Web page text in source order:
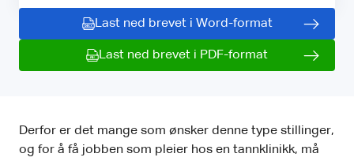
Last ned brevet i Word-format
Last ned brevet i PDF-format
Derfor er det mange som ønsker denne type stillinger,
og for å få jobben som pleier hos en tannklinikk, må